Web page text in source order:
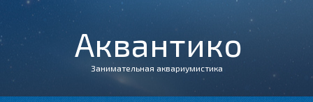
Аквантико
Занимательная аквариумистика